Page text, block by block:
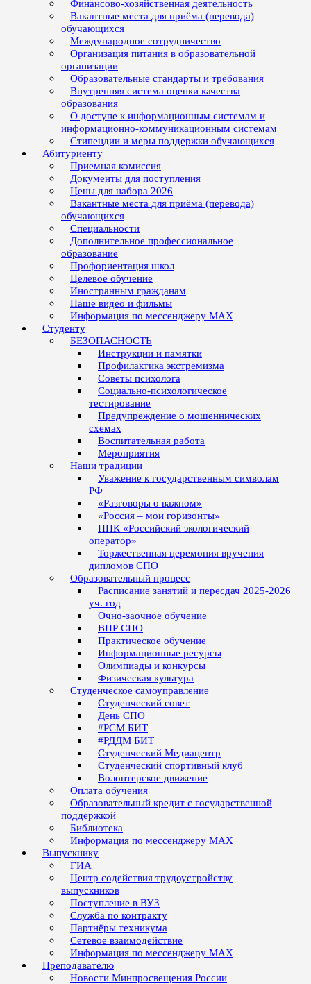
Финансово-хозяйственная деятельность
Вакантные места для приёма (перевода)
обучающихся
Международное сотрудничество
Организация питания в образовательной
организации
Образовательные стандарты и требования
Внутренняя система оценки качества
образования
О доступе к информационным системам и
информационно-коммуникационным системам
Стипендии и меры поддержки обучающихся
Абитуриенту
Приемная комиссия
Документы для поступления
Цены для набора 2026
Вакантные места для приёма (перевода)
обучающихся
Специальности
Дополнительное профессиональное
образование
Профориентация школ
Целевое обучение
Иностранным гражданам
Наше видео и фильмы
Информация по мессенджеру MAX
Студенту
БЕЗОПАСНОСТЬ
Инструкции и памятки
Профилактика экстремизма
Советы психолога
Социально-психологическое
тестирование
Предупреждение о мошеннических
схемах
Воспитательная работа
Мероприятия
Наши традиции
Уважение к государственным символам
РФ
«Разговоры о важном»
«Россия – мои горизонты»
ППК «Российский экологический
оператор»
Торжественная церемония вручения
дипломов СПО
Образовательный процесс
Расписание занятий и пересдач 2025-2026
уч. год
Очно-заочное обучение
ВПР СПО
Практическое обучение
Информационные ресурсы
Олимпиады и конкурсы
Физическая культура
Студенческое самоуправление
Студенческий совет
День СПО
#РСМ БИТ
#РДДМ БИТ
Студенческий Медиацентр
Студенческий спортивный клуб
Волонтерское движение
Оплата обучения
Образовательный кредит с государственной
поддержкой
Библиотека
Информация по мессенджеру MAX
Выпускнику
ГИА
Центр содействия трудоустройству
выпускников
Поступление в ВУЗ
Служба по контракту
Партнёры техникума
Сетевое взаимодействие
Информация по мессенджеру MAX
Преподавателю
Новости Минпросвещения России